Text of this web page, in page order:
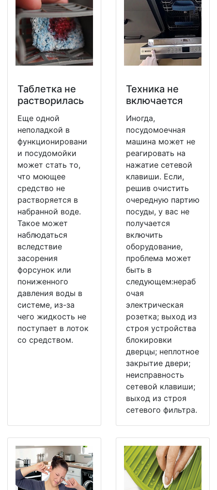
Таблетка не
растворилась
Еще одной
неполадкой в
функционировани
и посудомойки
может стать то,
что моющее
средство не
растворяется в
набранной воде.
Такое может
наблюдаться
вследствие
засорения
форсунок или
пониженного
давления воды в
системе, из-за
чего жидкость не
поступает в лоток
со средством.
Техника не
включается
Иногда,
посудомоечная
машина может не
реагировать на
нажатие сетевой
клавиши. Если,
решив очистить
очередную партию
посуды, у вас не
получается
включить
оборудование,
проблема может
быть в
следующем:нераб
очая
электрическая
розетка; выход из
строя устройства
блокировки
дверцы; неплотное
закрытие двери;
неисправность
сетевой клавиши;
выход из строя
сетевого фильтра.